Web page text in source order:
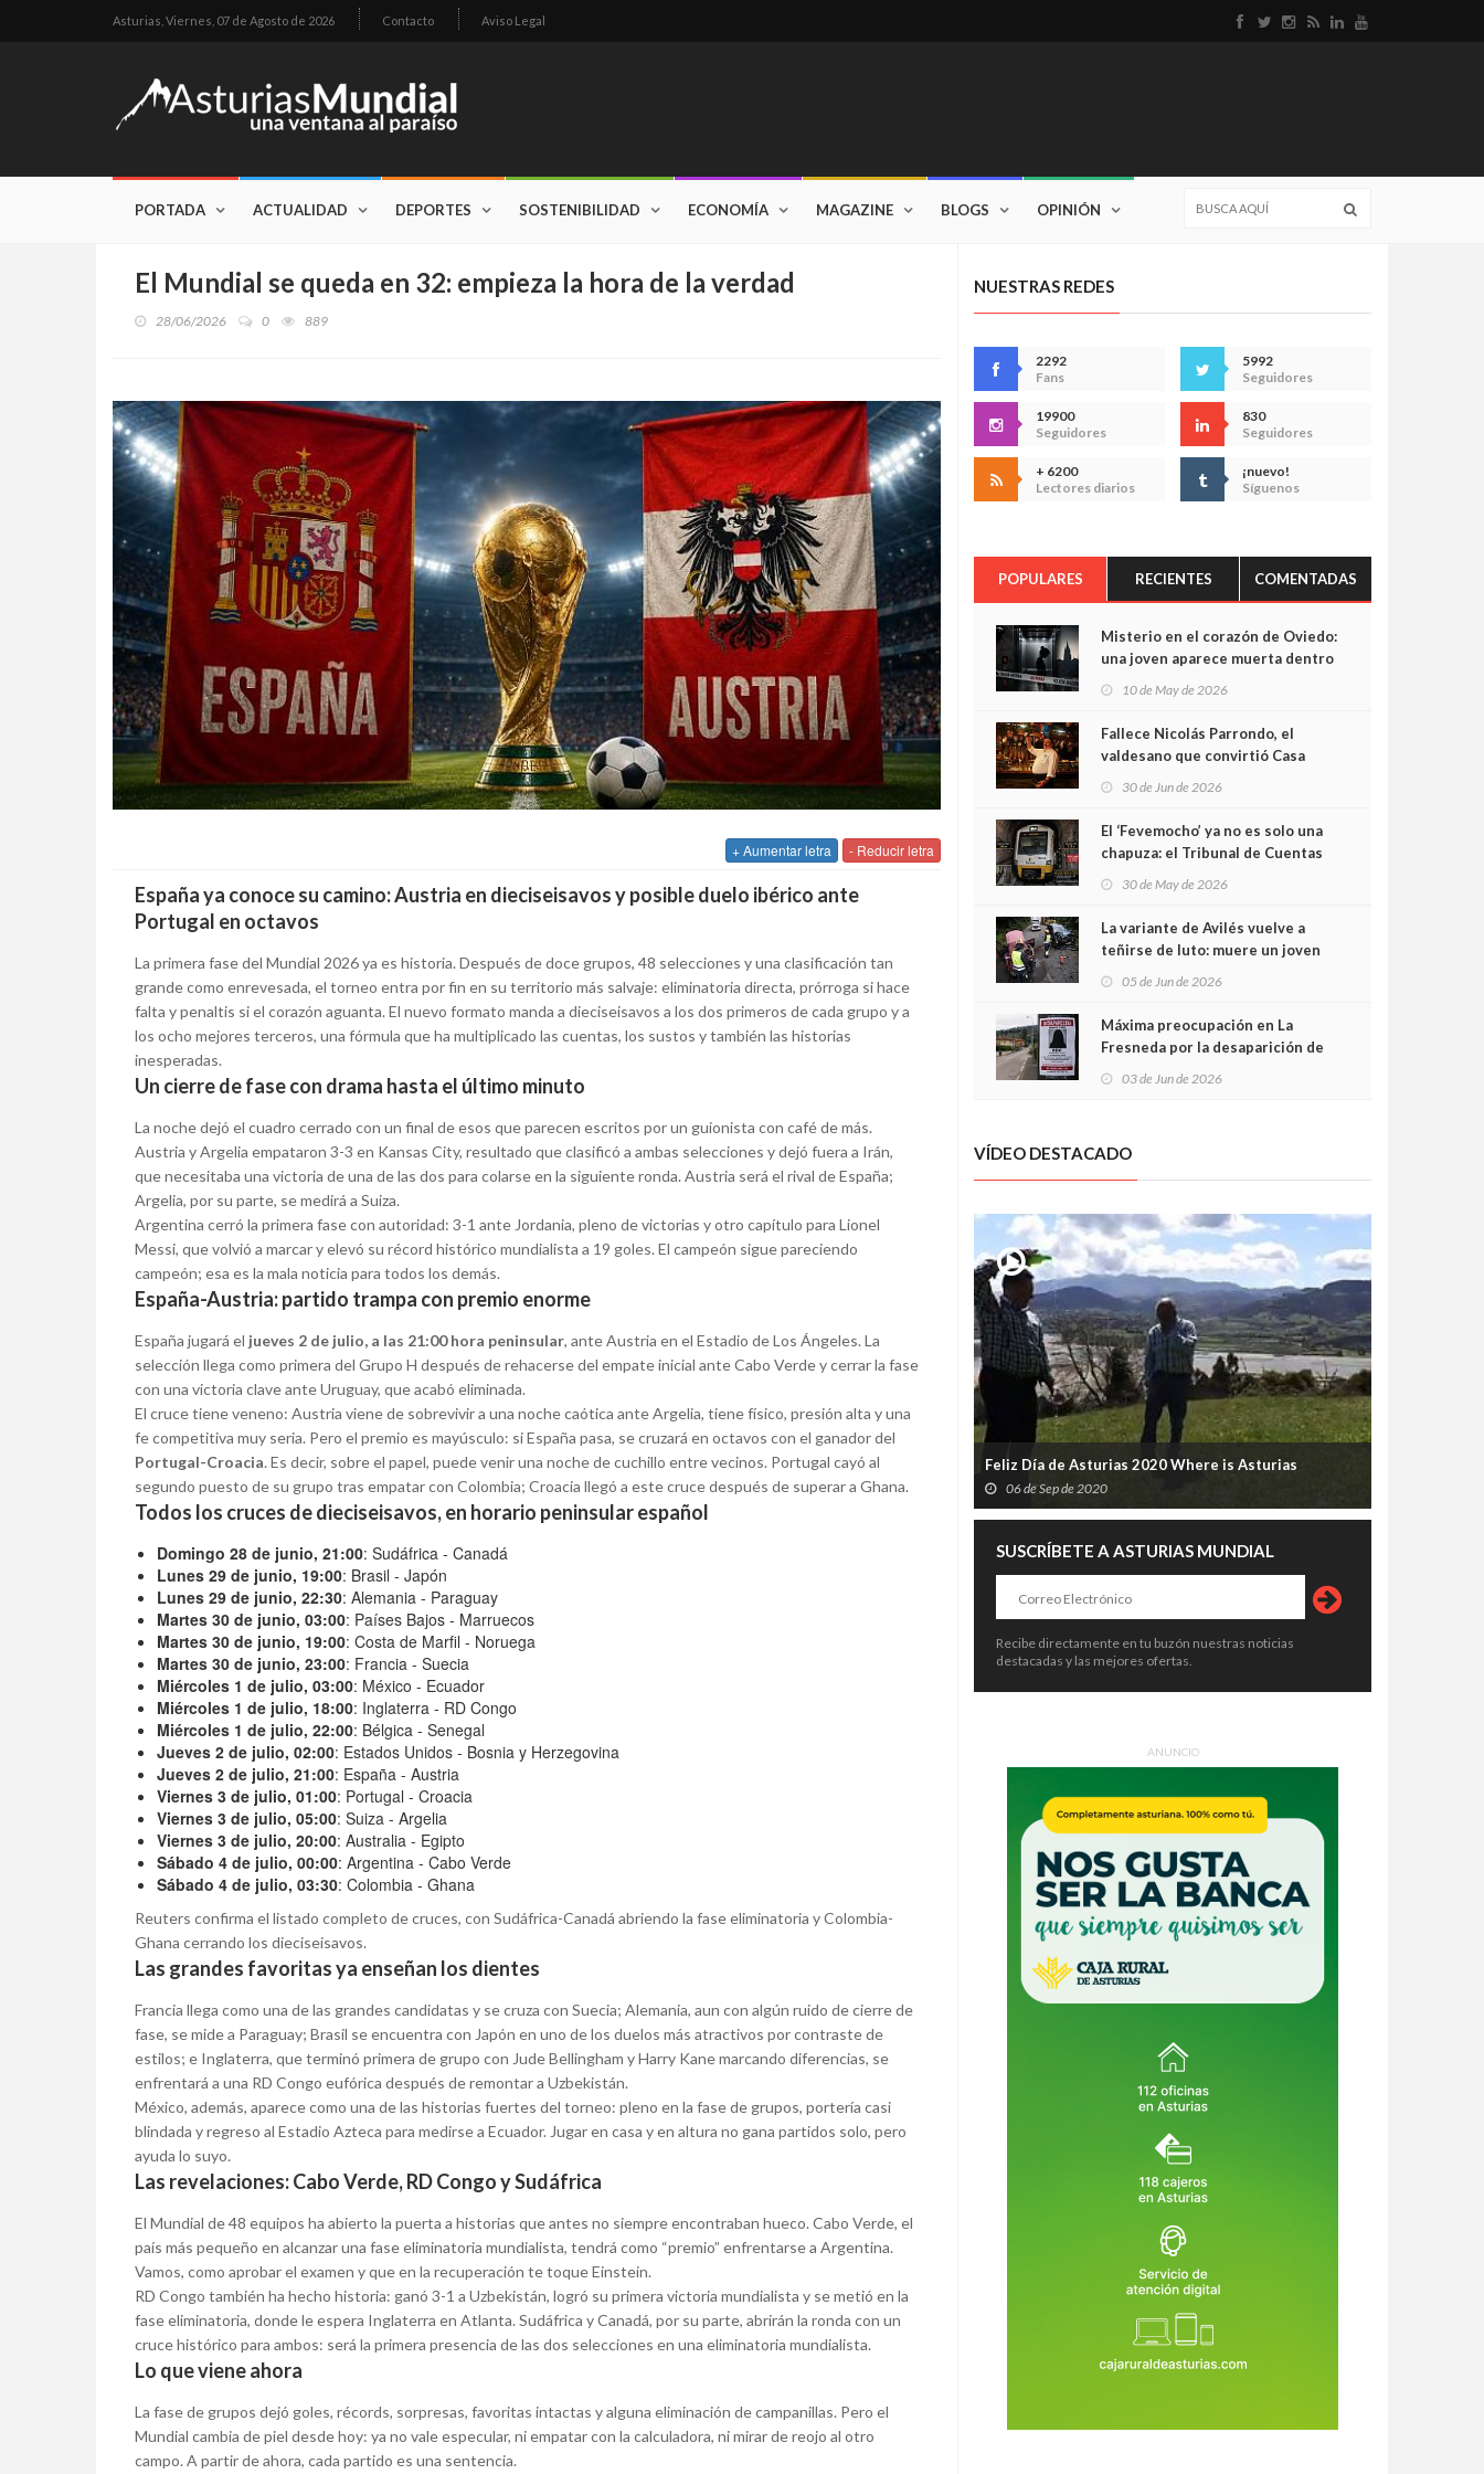
Asturias, Viernes, 07 de Agosto de 2026 Contacto Aviso Legal
PORTADA ACTUALIDAD DEPORTES SOSTENIBILIDAD ECONOMÍA MAGAZINE BLOGS OPINIÓN
El Mundial se queda en 32: empieza la hora de la verdad
28/06/2026 0 889
+ Aumentar letra - Reducir letra
España ya conoce su camino: Austria en dieciseisavos y posible duelo ibérico ante
Portugal en octavos
La primera fase del Mundial 2026 ya es historia. Después de doce grupos, 48 selecciones y una clasificación tan
grande como enrevesada, el torneo entra por fin en su territorio más salvaje: eliminatoria directa, prórroga si hace
falta y penaltis si el corazón aguanta. El nuevo formato manda a dieciseisavos a los dos primeros de cada grupo y a
los ocho mejores terceros, una fórmula que ha multiplicado las cuentas, los sustos y también las historias
inesperadas.
Un cierre de fase con drama hasta el último minuto
La noche dejó el cuadro cerrado con un final de esos que parecen escritos por un guionista con café de más.
Austria y Argelia empataron 3-3 en Kansas City, resultado que clasificó a ambas selecciones y dejó fuera a Irán,
que necesitaba una victoria de una de las dos para colarse en la siguiente ronda. Austria será el rival de España;
Argelia, por su parte, se medirá a Suiza.
Argentina cerró la primera fase con autoridad: 3-1 ante Jordania, pleno de victorias y otro capítulo para Lionel
Messi, que volvió a marcar y elevó su récord histórico mundialista a 19 goles. El campeón sigue pareciendo
campeón; esa es la mala noticia para todos los demás.
España-Austria: partido trampa con premio enorme
España jugará el jueves 2 de julio, a las 21:00 hora peninsular, ante Austria en el Estadio de Los Ángeles. La
selección llega como primera del Grupo H después de rehacerse del empate inicial ante Cabo Verde y cerrar la fase
con una victoria clave ante Uruguay, que acabó eliminada.
El cruce tiene veneno: Austria viene de sobrevivir a una noche caótica ante Argelia, tiene físico, presión alta y una
fe competitiva muy seria. Pero el premio es mayúsculo: si España pasa, se cruzará en octavos con el ganador del
Portugal-Croacia. Es decir, sobre el papel, puede venir una noche de cuchillo entre vecinos. Portugal cayó al
segundo puesto de su grupo tras empatar con Colombia; Croacia llegó a este cruce después de superar a Ghana.
Todos los cruces de dieciseisavos, en horario peninsular español
Domingo 28 de junio, 21:00: Sudáfrica - Canadá
Lunes 29 de junio, 19:00: Brasil - Japón
Lunes 29 de junio, 22:30: Alemania - Paraguay
Martes 30 de junio, 03:00: Países Bajos - Marruecos
Martes 30 de junio, 19:00: Costa de Marfil - Noruega
Martes 30 de junio, 23:00: Francia - Suecia
Miércoles 1 de julio, 03:00: México - Ecuador
Miércoles 1 de julio, 18:00: Inglaterra - RD Congo
Miércoles 1 de julio, 22:00: Bélgica - Senegal
Jueves 2 de julio, 02:00: Estados Unidos - Bosnia y Herzegovina
Jueves 2 de julio, 21:00: España - Austria
Viernes 3 de julio, 01:00: Portugal - Croacia
Viernes 3 de julio, 05:00: Suiza - Argelia
Viernes 3 de julio, 20:00: Australia - Egipto
Sábado 4 de julio, 00:00: Argentina - Cabo Verde
Sábado 4 de julio, 03:30: Colombia - Ghana
Reuters confirma el listado completo de cruces, con Sudáfrica-Canadá abriendo la fase eliminatoria y Colombia-
Ghana cerrando los dieciseisavos.
Las grandes favoritas ya enseñan los dientes
Francia llega como una de las grandes candidatas y se cruza con Suecia; Alemania, aun con algún ruido de cierre de
fase, se mide a Paraguay; Brasil se encuentra con Japón en uno de los duelos más atractivos por contraste de
estilos; e Inglaterra, que terminó primera de grupo con Jude Bellingham y Harry Kane marcando diferencias, se
enfrentará a una RD Congo eufórica después de remontar a Uzbekistán.
México, además, aparece como una de las historias fuertes del torneo: pleno en la fase de grupos, portería casi
blindada y regreso al Estadio Azteca para medirse a Ecuador. Jugar en casa y en altura no gana partidos solo, pero
ayuda lo suyo.
Las revelaciones: Cabo Verde, RD Congo y Sudáfrica
El Mundial de 48 equipos ha abierto la puerta a historias que antes no siempre encontraban hueco. Cabo Verde, el
país más pequeño en alcanzar una fase eliminatoria mundialista, tendrá como “premio” enfrentarse a Argentina.
Vamos, como aprobar el examen y que en la recuperación te toque Einstein.
RD Congo también ha hecho historia: ganó 3-1 a Uzbekistán, logró su primera victoria mundialista y se metió en la
fase eliminatoria, donde le espera Inglaterra en Atlanta. Sudáfrica y Canadá, por su parte, abrirán la ronda con un
cruce histórico para ambos: será la primera presencia de las dos selecciones en una eliminatoria mundialista.
Lo que viene ahora
La fase de grupos dejó goles, récords, sorpresas, favoritas intactas y alguna eliminación de campanillas. Pero el
Mundial cambia de piel desde hoy: ya no vale especular, ni empatar con la calculadora, ni mirar de reojo al otro
campo. A partir de ahora, cada partido es una sentencia.
NUESTRAS REDES
2292
Fans
5992
Seguidores
19900
Seguidores
830
Seguidores
+ 6200
Lectores diarios
¡nuevo!
Síguenos
POPULARES RECIENTES COMENTADAS
Misterio en el corazón de Oviedo:
una joven aparece muerta dentro
cámaras captan sus últimos
minutos
10 de May de 2026
Fallece Nicolás Parrondo, el
valdesano que convirtió Casa
30 de Jun de 2026
El ‘Fevemocho’ ya no es solo una
chapuza: el Tribunal de Cuentas
sobrecoste de los trenes que no
cabían por los túneles
30 de May de 2026
La variante de Avilés vuelve a
teñirse de luto: muere un joven
05 de Jun de 2026
Máxima preocupación en La
Fresneda por la desaparición de
03 de Jun de 2026
VÍDEO DESTACADO
Feliz Día de Asturias 2020 Where is Asturias
06 de Sep de 2020
SUSCRÍBETE A ASTURIAS MUNDIAL
Recibe directamente en tu buzón nuestras noticias
destacadas y las mejores ofertas.
ANUNCIO